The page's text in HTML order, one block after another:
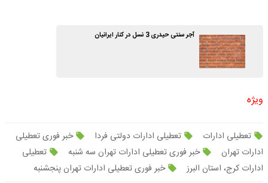
آجر سنتی حیدری 3 نسل در کنار ایرانیان
ویژه
تعطیلی ادارات تعطیلی ادارات دولتی فردا
خبر فوری تعطیلی
ادارات تهران
خبر فوری تعطیلی ادارات تهران سه شنبه
تعطیلی
ادارات کرج، استان البرز
خبر فوری تعطیلی ادارات تهران پنجشنبه